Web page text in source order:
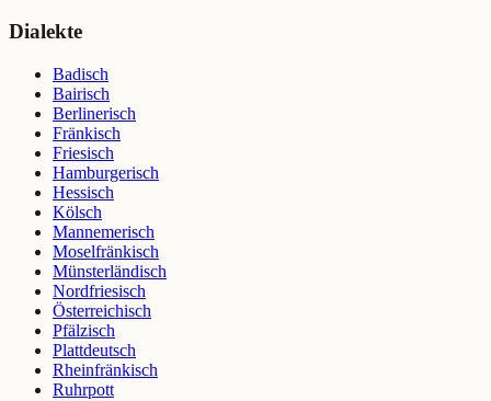
Dialekte
Badisch
Bairisch
Berlinerisch
Fränkisch
Friesisch
Hamburgerisch
Hessisch
Kölsch
Mannemerisch
Moselfränkisch
Münsterländisch
Nordfriesisch
Österreichisch
Pfälzisch
Plattdeutsch
Rheinfränkisch
Ruhrpott